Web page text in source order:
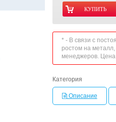
* - В связи с
ростом на
менеджеров. Цена
Категория
Описание